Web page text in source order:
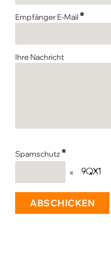
Empfänger E-Mail*
Ihre Nachricht
Spamschutz*
«